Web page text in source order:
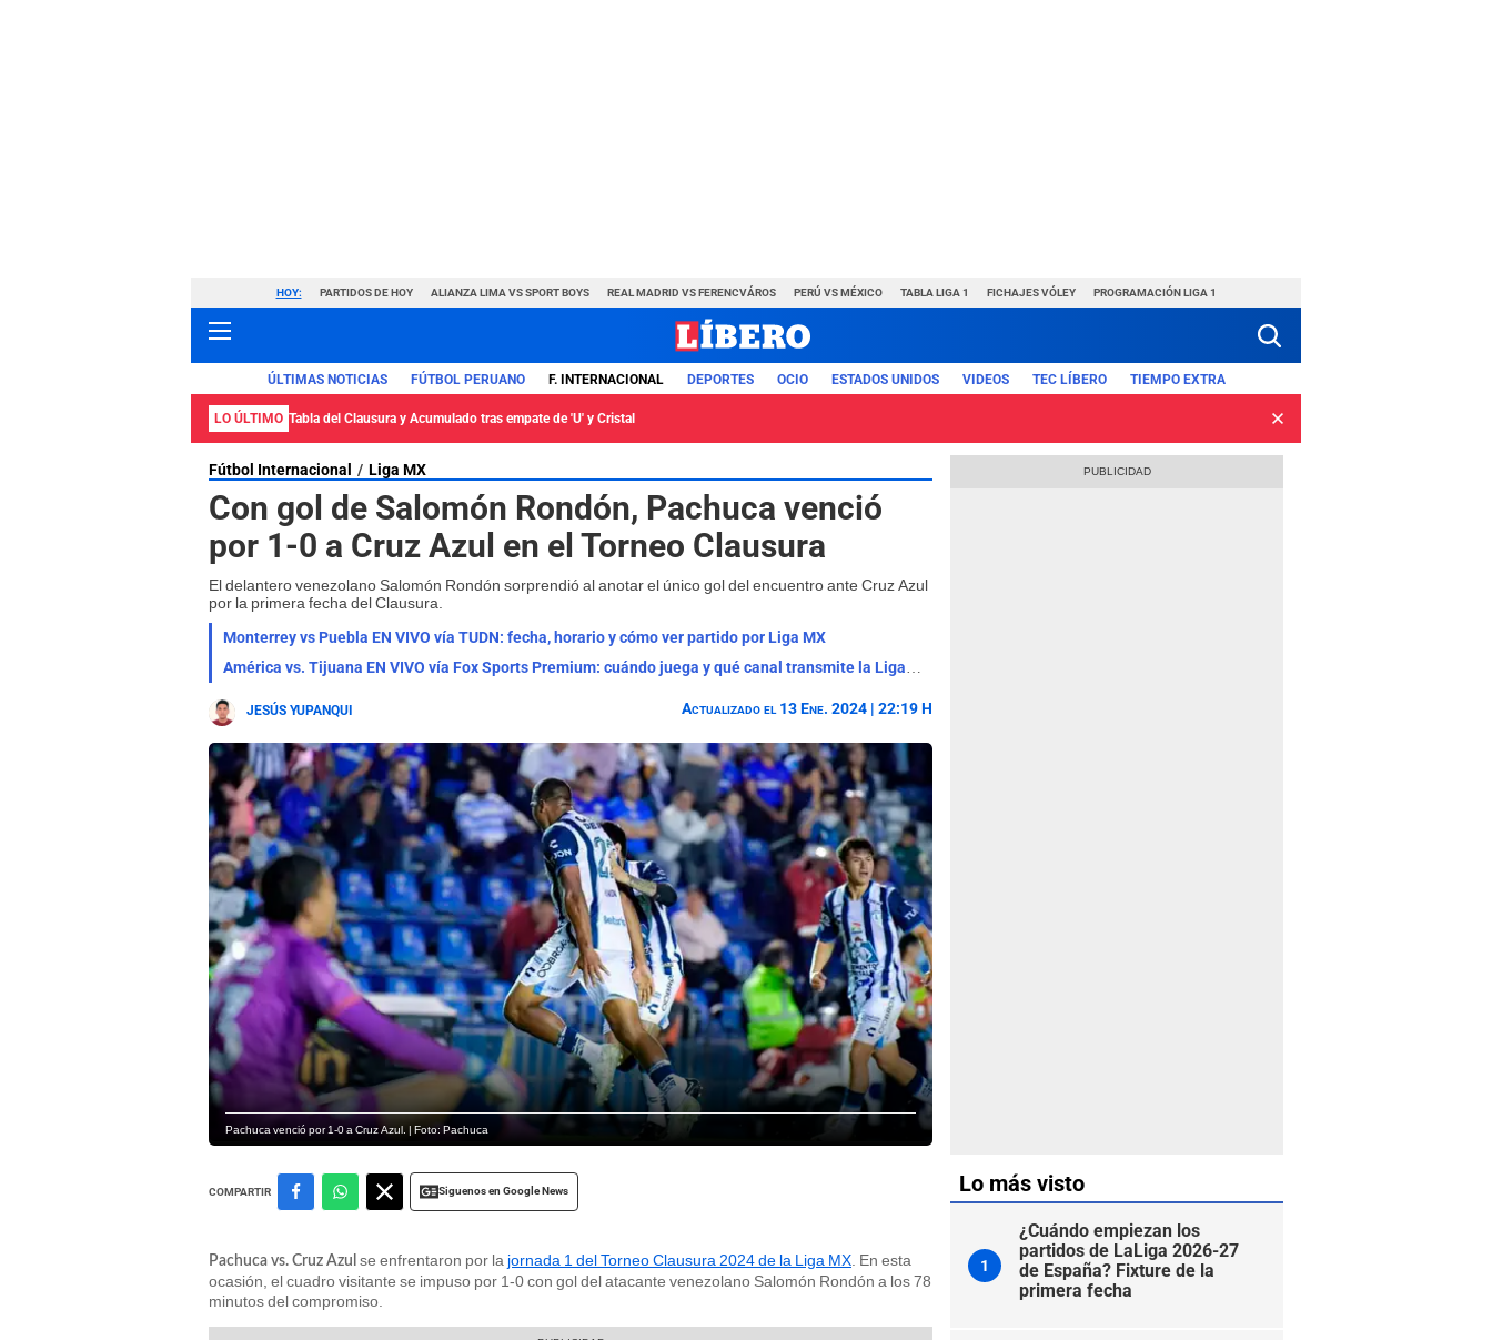
HOY: PARTIDOS DE HOY ALIANZA LIMA VS SPORT BOYS REAL MADRID VS FERENCVÁROS PERÚ VS MÉXICO TABLA LIGA 1 FICHAJES VÓLEY PROGRAMACIÓN LIGA 1
ÚLTIMAS NOTICIAS FÚTBOL PERUANO F. INTERNACIONAL DEPORTES OCIO ESTADOS UNIDOS VIDEOS TEC LÍBERO TIEMPO EXTRA
LO ÚLTIMO Tabla del Clausura y Acumulado tras empate de 'U' y Cristal
Fútbol Internacional Liga MX
Con gol de Salomón Rondón, Pachuca venció
por 1-0 a Cruz Azul en el Torneo Clausura
El delantero venezolano Salomón Rondón sorprendió al anotar el único gol del encuentro ante Cruz Azul
por la primera fecha del Clausura.
Monterrey vs Puebla EN VIVO vía TUDN: fecha, horario y cómo ver partido por Liga MX
América vs. Tijuana EN VIVO vía Fox Sports Premium: cuándo juega y qué canal transmite la Liga MX
JESÚS YUPANQUI Actualizado el 13 Ene. 2024 | 22:19 H
Pachuca venció por 1-0 a Cruz Azul. | Foto: Pachuca
COMPARTIR Siguenos en Google News
Pachuca vs. Cruz Azul se enfrentaron por la jornada 1 del Torneo Clausura 2024 de la Liga MX . En esta
ocasión, el cuadro visitante se impuso por 1-0 con gol del atacante venezolano Salomón Rondón a los 78
minutos del compromiso.
Lo más visto
1
¿Cuándo empiezan los
partidos de LaLiga 2026-27
de España? Fixture de la
primera fecha